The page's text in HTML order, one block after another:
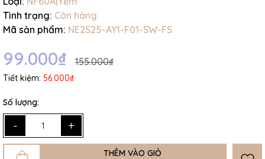
Tình trạng: Còn hàng
Mã sản phẩm: NE2S25-AY1-F01-SW-FS
99.000₫ 155.000₫
Tiết kiệm: 56.000₫
Số lượng:
- +
THÊM VÀO GIỎ